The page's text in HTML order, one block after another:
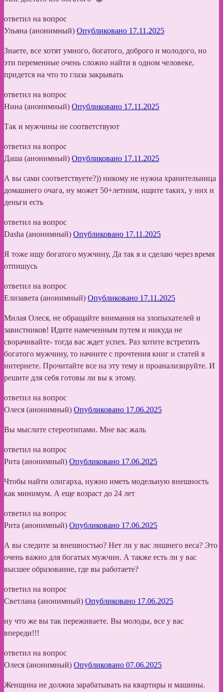
ответил на вопрос
Ульяна (анонимный) Опубликовано 17.11.2025
Знаете, все хотят умного, богатого, доброго и молодого, но
эти переменные очень сложно найти в одном человеке,
придется на что то глаза закрывать
ответил на вопрос
Нина (анонимный) Опубликовано 17.11.2025
Так и мужчины не соответствуют
ответил на вопрос
Даша (анонимный) Опубликовано 17.11.2025
А вы сами соответствуете?)) никому не нужна хранительница
домашнего очага, ну может 50+летним, ищите таких, у них и
деньги есть
ответил на вопрос
Dasha (анонимный) Опубликовано 17.11.2025
Я тоже ищу богатого мужчину, Да так я и сделаю через время
отпишусь
ответил на вопрос
Елизавета (анонимный) Опубликовано 17.11.2025
Милая Олеся, не обращайте внимания на злопыхателей и
завистников! Идите намеченным путем и никуда не
сворачивайте- тогда вас ждет успех. Раз хотите встретить
богатого мужчину, то начните с прочтения книг и статей в
интернете. Прочитайте все на эту тему и проанализируйте. И
решите для себя готовы ли вы к этому.
ответил на вопрос
Олеся (анонимный) Опубликовано 17.06.2025
Вы мыслите стереотипами. Мне вас жаль
ответил на вопрос
Рита (анонимный) Опубликовано 17.06.2025
Чтобы найти олигарха, нужно иметь модельную внешность
как минимум. А еще возраст до 24 лет
ответил на вопрос
Рита (анонимный) Опубликовано 17.06.2025
А вы следите за внешностью? Нет ли у вас лишнего веса? Это
очень важно для богатых мужчин. А также есть ли у вас
высшее образование, где вы работаете?
ответил на вопрос
Светлана (анонимный) Опубликовано 17.06.2025
ну что же вы так переживаете. Вы молоды, все у вас
впереди!!!
ответил на вопрос
Олеся (анонимный) Опубликовано 07.06.2025
Женщина не должна зарабатывать на квартиры и машины.